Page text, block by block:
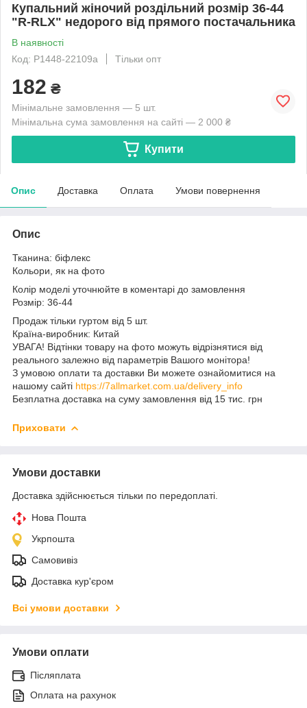
Купальний жіночий роздільний розмір 36-44
"R-RLX" недорого від прямого постачальника
В наявності
Код: P1448-22109a
Тільки опт
182 ₴
Мінімальне замовлення — 5 шт.
Мінімальна сума замовлення на сайті — 2 000 ₴
Купити
Опис Доставка Оплата Умови повернення
Опис
Тканина: біфлекс
Кольори, як на фото
Колір моделі уточнюйте в коментарі до замовлення
Розмір: 36-44
Продаж тільки гуртом від 5 шт.
Країна-виробник: Китай
УВАГА! Відтінки товару на фото можуть відрізнятися від
реального залежно від параметрів Вашого монітора!
З умовою оплати та доставки Ви можете ознайомитися на
нашому сайті https://7allmarket.com.ua/delivery_info
Безплатна доставка на суму замовлення від 15 тис. грн
Приховати
Умови доставки
Доставка здійснюється тільки по передоплаті.
Нова Пошта
Укрпошта
Самовивіз
Доставка кур'єром
Всі умови доставки
Умови оплати
Післяплата
Оплата на рахунок